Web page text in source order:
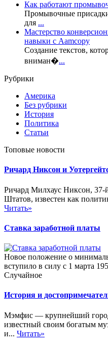
Как работают
Промывочные
для ...
Мастерство
навыки с Aamcopy
Создание текстов,
вниман�...
Рубрики
Америка
Без рубрики
История
Политика
Статьи
Топовые новости
Ричард Никсон и
Ричард Милхаус Никсон, 37-
Штатов, известен как
Читать»
Ставка заработной платы
Новое положение о
вступило в силу с 1 марта
Случайное
История и
Мэмфис — крупнейший
известный своим богатым
и... Читать»